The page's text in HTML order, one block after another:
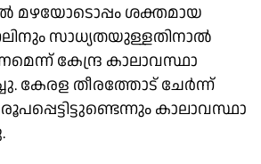
മഴയോടൊപ്പം ശക്തമായ
സാധ്യതയുള്ളതിനാൽ
കേന്ദ്ര കാലാവസ്ഥാ
കേരള തീരത്തോട് ചേർന്ന്
കാലാവസ്ഥാ